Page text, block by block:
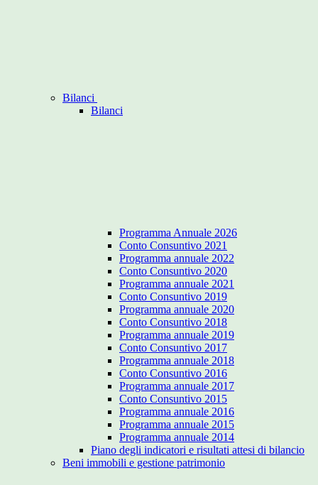
Bilanci
Bilanci
Programma Annuale 2026
Conto Consuntivo 2021
Programma annuale 2022
Conto Consuntivo 2020
Programma annuale 2021
Conto Consuntivo 2019
Programma annuale 2020
Conto Consuntivo 2018
Programma annuale 2019
Conto Consuntivo 2017
Programma annuale 2018
Conto Consuntivo 2016
Programma annuale 2017
Conto Consuntivo 2015
Programma annuale 2016
Programma annuale 2015
Programma annuale 2014
Piano degli indicatori e risultati attesi di bilancio
Beni immobili e gestione patrimonio